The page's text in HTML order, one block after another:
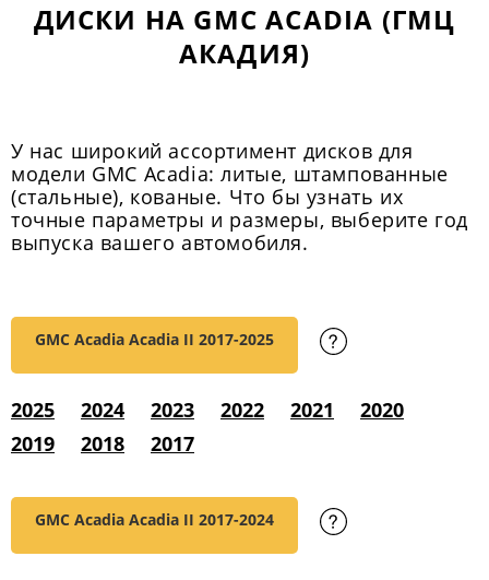
ДИСКИ НА GMC ACADIA (ГМЦ
АКАДИЯ)
У нас широкий ассортимент дисков для
модели GMC Acadia: литые, штампованные
(стальные), кованые. Что бы узнать их
точные параметры и размеры, выберите год
выпуска вашего автомобиля.
GMC Acadia Acadia II 2017-2025
2025 2024 2023 2022 2021
2020
2019
2018 2017
GMC Acadia Acadia II 2017-2024